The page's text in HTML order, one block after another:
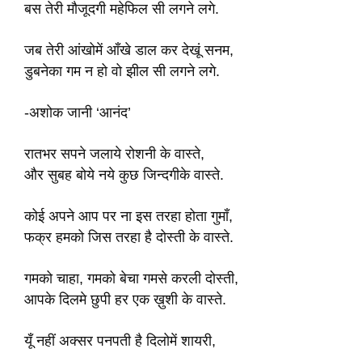
बस तेरी मौजूदगी महेफिल सी लगने लगे.
जब तेरी आंखोमें आँखे डाल कर देखूं सनम,
डुबनेका गम न हो वो झील सी लगने लगे.
-अशोक जानी ‘आनंद’
रातभर सपने जलाये रोशनी के वास्ते,
और सुबह बोये नये कुछ जिन्दगीके वास्ते.
कोई अपने आप पर ना इस तरहा होता गुमाँ,
फक्र हमको जिस तरहा है दोस्ती के वास्ते.
गमको चाहा, गमको बेचा गमसे करली दोस्ती,
आपके दिलमे छुपी हर एक ख़ुशी के वास्ते.
यूँ नहीं अक्सर पनपती है दिलोमें शायरी,